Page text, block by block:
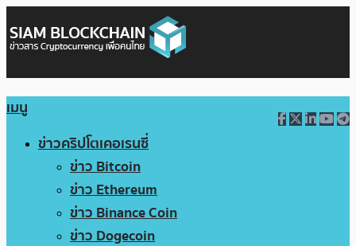
เมนู
ข่าวคริปโตเคอเรนซี่
ข่าว Bitcoin
ข่าว Ethereum
ข่าว Binance Coin
ข่าว Dogecoin